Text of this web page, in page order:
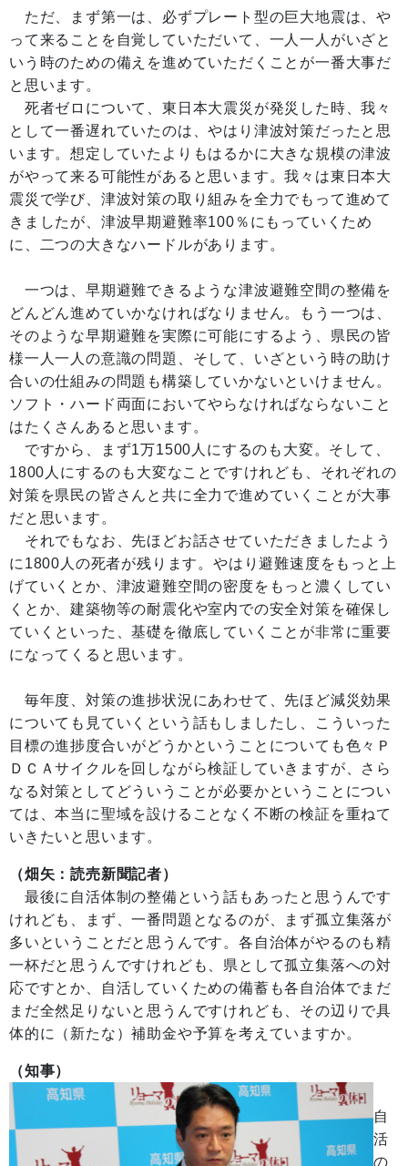
ただ、まず第一は、必ずプレート型の巨大地震は、や
って来ることを自覚していただいて、一人一人がいざと
いう時のための備えを進めていただくことが一番大事だ
と思います。
死者ゼロについて、東日本大震災が発災した時、我々
として一番遅れていたのは、やはり津波対策だったと思
います。想定していたよりもはるかに大きな規模の津波
がやって来る可能性があると思います。我々は東日本大
震災で学び、津波対策の取り組みを全力でもって進めて
きましたが、津波早期避難率100％にもっていくため
に、二つの大きなハードルがあります。
一つは、早期避難できるような津波避難空間の整備を
どんどん進めていかなければなりません。もう一つは、
そのような早期避難を実際に可能にするよう、県民の皆
様一人一人の意識の問題、そして、いざという時の助け
合いの仕組みの問題も構築していかないといけません。
ソフト・ハード両面においてやらなければならないこと
はたくさんあると思います。
ですから、まず1万1500人にするのも大変。そして、
1800人にするのも大変なことですけれども、それぞれの
対策を県民の皆さんと共に全力で進めていくことが大事
だと思います。
それでもなお、先ほどお話させていただきましたよう
に1800人の死者が残ります。やはり避難速度をもっと上
げていくとか、津波避難空間の密度をもっと濃くしてい
くとか、建築物等の耐震化や室内での安全対策を確保し
ていくといった、基礎を徹底していくことが非常に重要
になってくると思います。
毎年度、対策の進捗状況にあわせて、先ほど減災効果
についても見ていくという話もしましたし、こういった
目標の進捗度合いがどうかということについても色々Ｐ
ＤＣＡサイクルを回しながら検証していきますが、さら
なる対策としてどういうことが必要かということについ
ては、本当に聖域を設けることなく不断の検証を重ねて
いきたいと思います。
（畑矢：読売新聞記者）
最後に自活体制の整備という話もあったと思うんです
けれども、まず、一番問題となるのが、まず孤立集落が
多いということだと思うんです。各自治体がやるのも精
一杯だと思うんですけれども、県として孤立集落への対
応ですとか、自活していくための備蓄も各自治体でまだ
まだ全然足りないと思うんですけれども、その辺りで具
体的に（新たな）補助金や予算を考えていますか。
（知事）
自
活
の